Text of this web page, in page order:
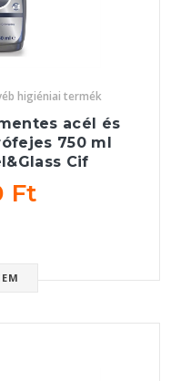
higiéniai termék
acél és
750 ml
Cif
Ft